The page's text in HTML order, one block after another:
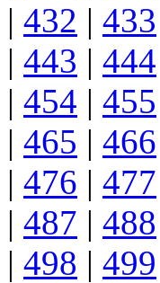
| 432 | 433
| 443 | 444
| 454 | 455
| 465 | 466
| 476 | 477
| 487 | 488
| 498 | 499